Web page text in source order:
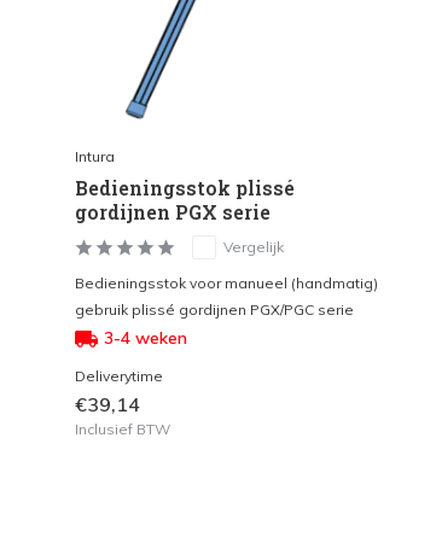
Intura
Bedieningsstok plissé
gordijnen PGX serie
Vergelijk
Bedieningsstok voor manueel (handmatig)
gebruik plissé gordijnen PGX/PGC serie
3-4 weken
Deliverytime
€39,14
Inclusief BTW